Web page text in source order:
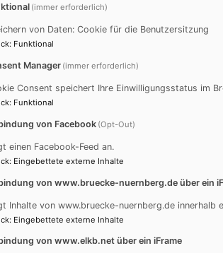
Mitte und
Abteilung F, derzeit
Islamfragen der Evang.-
der Mevlevi-Sufi-
Lehrstuhl
Bettina
(immer erforderlich)
von Daten: Cookie für die Benutzersitzung
: Funktional
Manager (immer erforderlich)
Consent speichert Ihre Einwilligungsstatus im
: Funktional
von Facebook (Opt-Out)
einen Facebook-Feed an.
: Eingebettete externe Inhalte
von www.bruecke-nuernberg.de über ein
Inhalte von www.bruecke-nuernberg.de innerhalb
: Eingebettete externe Inhalte
von www.elkb.net über ein iFrame